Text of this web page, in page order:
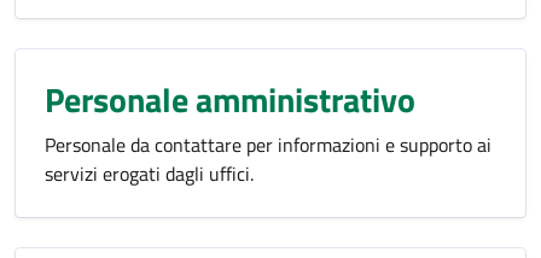
Personale amministrativo
Personale da contattare per informazioni e supporto ai
servizi erogati dagli uffici.